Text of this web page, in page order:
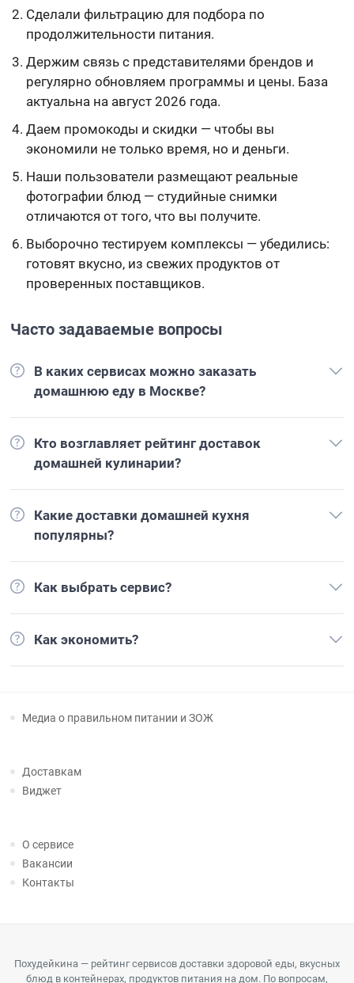
Сделали фильтрацию для подбора по
продолжительности питания.
Держим связь с представителями брендов и
регулярно обновляем программы и цены. База
актуальна на август 2026 года.
Даем промокоды и скидки — чтобы вы
экономили не только время, но и деньги.
Наши пользователи размещают реальные
фотографии блюд — студийные снимки
отличаются от того, что вы получите.
Выборочно тестируем комплексы — убедились:
готовят вкусно, из свежих продуктов от
проверенных поставщиков.
Часто задаваемые вопросы
В каких сервисах можно заказать
домашнюю еду в Москве?
Кто возглавляет рейтинг доставок
домашней кулинарии?
Какие доставки домашней кухня
популярны?
Как выбрать сервис?
Как экономить?
Медиа о правильном питании и ЗОЖ
Доставкам
Виджет
О сервисе
Вакансии
Контакты
Похудейкина — рейтинг сервисов доставки здоровой еды, вкусных
блюд в контейнерах, продуктов питания на дом. По вопросам,